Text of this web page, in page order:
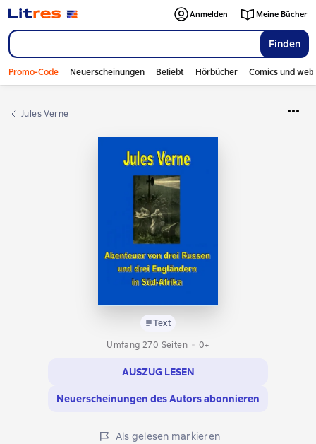
Finden
Anmelden Meine Bücher
Promo-Code Neuerscheinungen Beliebt Hörbücher Comics und
Jules Verne
Text
Umfang 270 Seiten
0+
AUSZUG LESEN
Neuerscheinungen des Autors abonnieren
Als gelesen markieren